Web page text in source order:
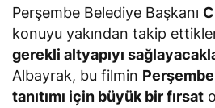
Perşembe Belediye Başkanı
konuyu yakından takip
gerekli altyapıyı
Albayrak, bu filmin
tanıtımı için büyük bir fırsat